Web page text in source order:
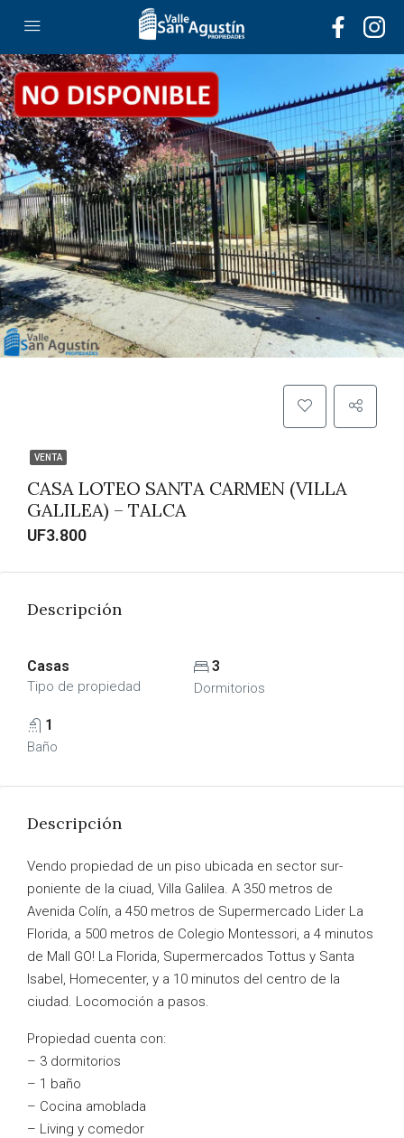
VENTA
CASA LOTEO SANTA CARMEN (VILLA
GALILEA) – TALCA
UF3.800
Descripción
Casas
Tipo de propiedad
3
Dormitorios
1
Baño
Descripción
Vendo propiedad de un piso ubicada en sector sur-
poniente de la ciuad, Villa Galilea. A 350 metros de
Avenida Colín, a 450 metros de Supermercado Lider La
Florida, a 500 metros de Colegio Montessori, a 4 minutos
de Mall GO! La Florida, Supermercados Tottus y Santa
Isabel, Homecenter, y a 10 minutos del centro de la
ciudad. Locomoción a pasos.
Propiedad cuenta con:
– 3 dormitorios
– 1 baño
– Cocina amoblada
– Living y comedor